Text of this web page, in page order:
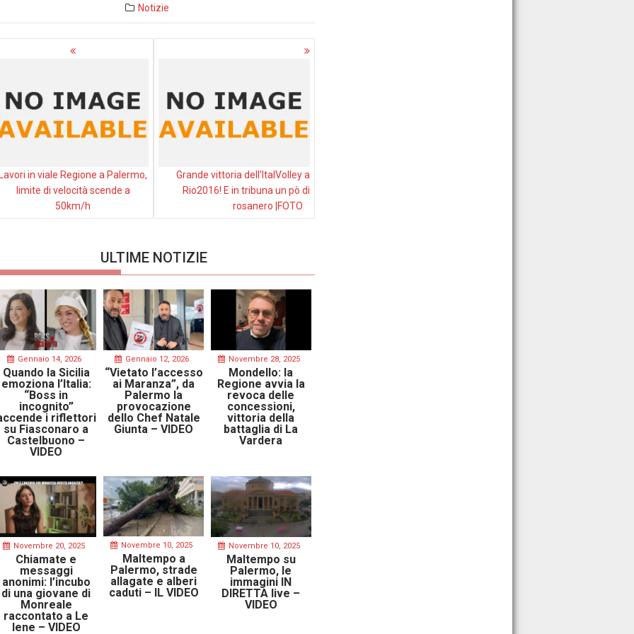
Notizie
in viale Regione a Palermo,
limite di velocità scende a
50km/h
Grande vittoria dell’ItalVolley a
‪‎Rio2016‬! E in tribuna un pò di
rosanero |FOTO
ULTIME NOTIZIE
Gennaio 14, 2026
Quando la Sicilia
emoziona l’Italia:
“Boss in
incognito”
i riflettori
su Fiasconaro a
Castelbuono –
VIDEO
Gennaio 12, 2026
“Vietato l’accesso
ai Maranza”, da
Palermo la
provocazione
dello Chef Natale
Giunta – VIDEO
Novembre 28, 2025
Mondello: la
Regione avvia la
revoca delle
concessioni,
vittoria della
battaglia di La
Vardera
Novembre 20, 2025
Chiamate e
messaggi
anonimi: l’incubo
di una giovane di
Monreale
raccontato a Le
Iene – VIDEO
Novembre 10, 2025
Maltempo a
Palermo, strade
allagate e alberi
caduti – IL VIDEO
Novembre 10, 2025
Maltempo su
Palermo, le
immagini IN
DIRETTA live –
VIDEO